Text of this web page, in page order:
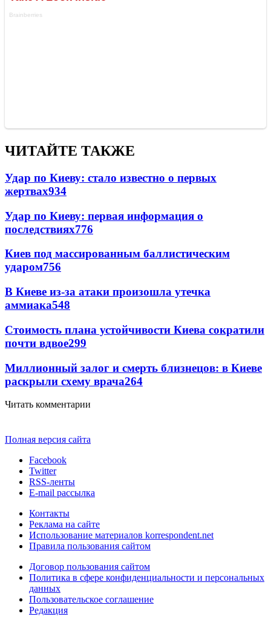
ЧИТАЙТЕ ТАКЖЕ
Удар по Киеву: стало известно о первых
жертвах934
Удар по Киеву: первая информация о
последствиях776
Киев под массированным баллистическим
ударом756
В Киеве из-за атаки произошла утечка
аммиака548
Стоимость плана устойчивости Киева сократили
почти вдвое299
Миллионный залог и смерть близнецов: в Киеве
раскрыли схему врача264
Читать комментарии
Полная версия сайта
Facebook
Twitter
RSS-ленты
E-mail рассылка
Контакты
Реклама на сайте
Использование материалов korrespondent.net
Правила пользования сайтом
Договор пользования сайтом
Политика в сфере конфиденциальности и персональных
данных
Пользовательское соглашение
Редакция